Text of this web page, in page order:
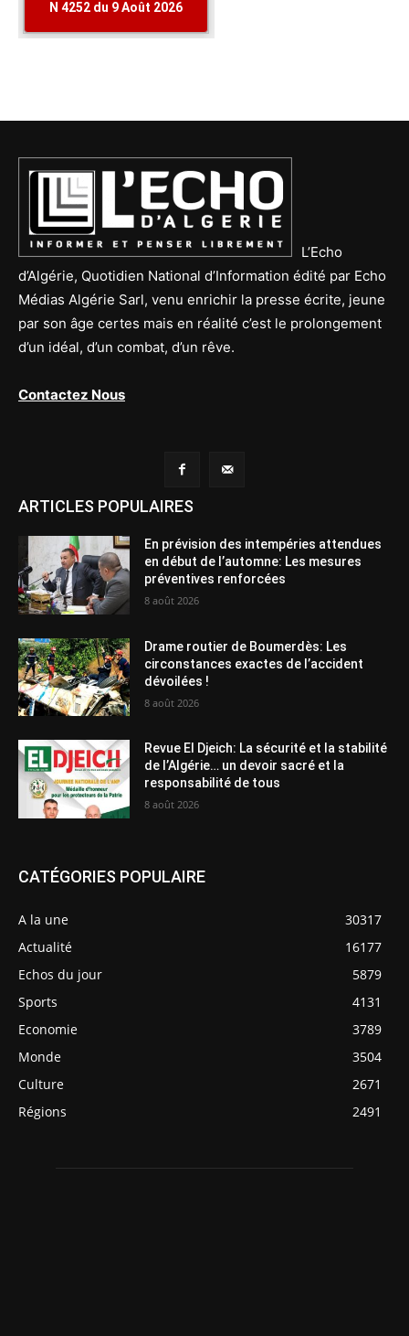
L’Echo
d’Algérie, Quotidien National d’Information édité par Echo
Médias Algérie Sarl, venu enrichir la presse écrite, jeune
par son âge certes mais en réalité c’est le prolongement
d’un idéal, d’un combat, d’un rêve.
Contactez Nous
ARTICLES POPULAIRES
En prévision des intempéries attendues
en début de l’automne: Les mesures
préventives renforcées
8 août 2026
Drame routier de Boumerdès: Les
circonstances exactes de l’accident
dévoilées !
8 août 2026
Revue El Djeich: La sécurité et la stabilité
de l’Algérie… un devoir sacré et la
responsabilité de tous
8 août 2026
CATÉGORIES POPULAIRE
A la une
30317
Actualité
16177
Echos du jour
5879
Sports
4131
Economie
3789
Monde
3504
Culture
2671
Régions
2491